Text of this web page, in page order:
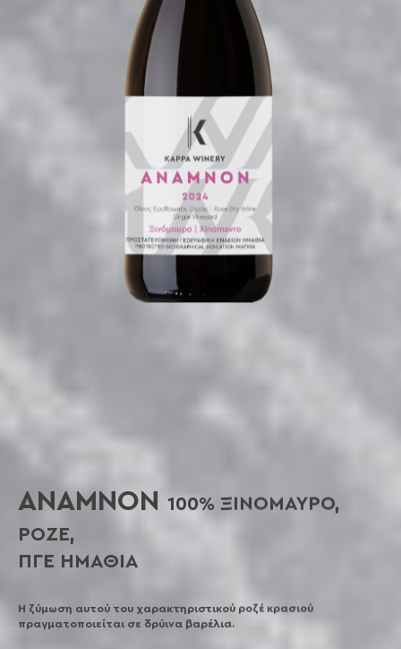
ANAMNON 100% ΞΙΝΟΜΑΥΡΟ,
ΡΟΖΕ,
ΠΓΕ ΗΜΑΘΙΑ
Η ζύμωση αυτού του χαρακτηριστικού ροζέ κρασιού
πραγματοποιείται σε δρύινα βαρέλια.